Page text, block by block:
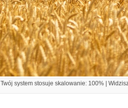
Twój system stosuje skalowanie: 100% |